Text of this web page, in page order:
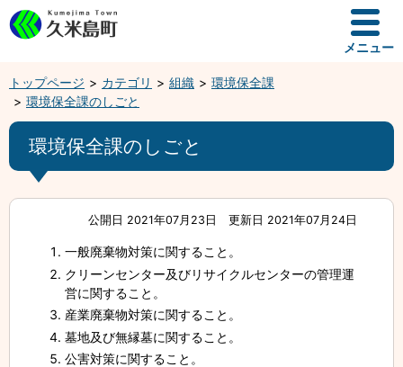
メニュー
トップページ カテゴリ 組織
環境保全課
環境保全課のしごと
環境保全課のしごと
公開日 2021年07月23日 更新日 2021年07月24日
一般廃棄物対策に関すること。
クリーンセンター及びリサイクルセンターの管理運
営に関すること。
産業廃棄物対策に関すること。
墓地及び無縁墓に関すること。
公害対策に関すること。